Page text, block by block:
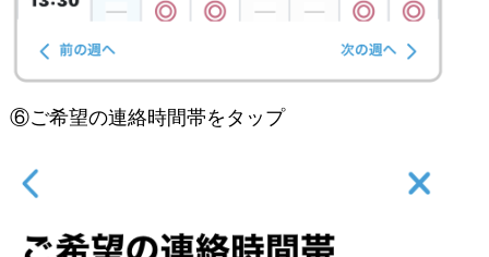
⑥ご希望の連絡時間帯をタップ